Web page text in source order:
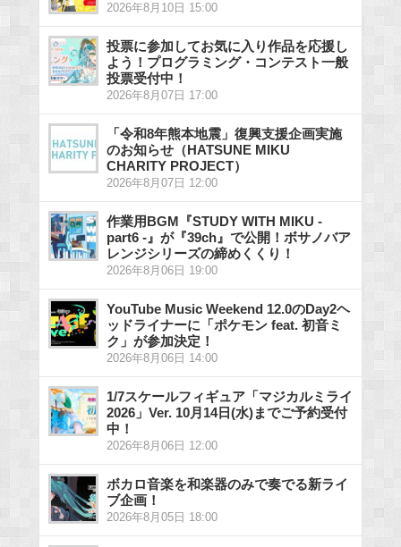
2026年8月10日 15:00
投票に参加してお気に入り作品を応援し
よう！プログラミング・コンテスト一般
投票受付中！
2026年8月07日 17:00
「令和8年熊本地震」復興支援企画実施
のお知らせ（HATSUNE MIKU
CHARITY PROJECT）
2026年8月07日 12:00
作業用BGM『STUDY WITH MIKU -
part6 -』が『39ch』で公開！ボサノバア
レンジシリーズの締めくくり！
2026年8月06日 19:00
YouTube Music Weekend 12.0のDay2ヘ
ッドライナーに「ポケモン feat. 初音ミ
ク」が参加決定！
2026年8月06日 14:00
1/7スケールフィギュア「マジカルミライ
2026」Ver. 10月14日(水)までご予約受付
中！
2026年8月06日 12:00
ボカロ音楽を和楽器のみで奏でる新ライ
ブ企画！
2026年8月05日 18:00